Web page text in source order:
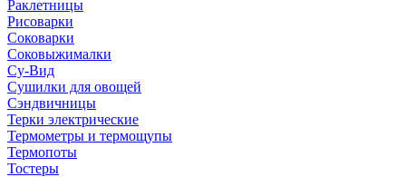
Раклетницы
Рисоварки
Соковарки
Соковыжималки
Су-Вид
Сушилки для овощей
Сэндвичницы
Терки электрические
Термометры и термощупы
Термопоты
Тостеры